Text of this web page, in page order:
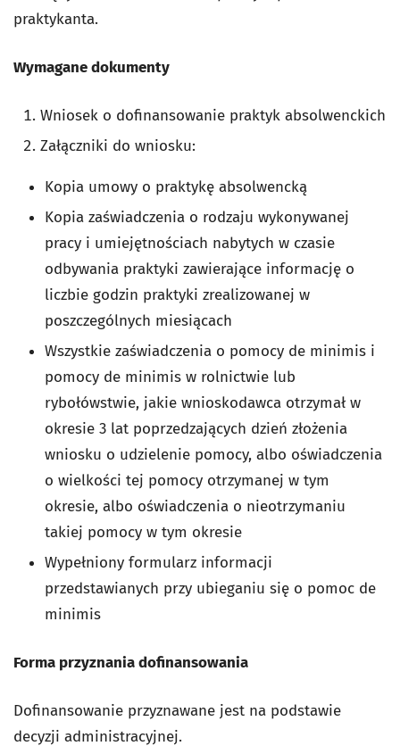
praktykanta.
Wymagane dokumenty
Wniosek o dofinansowanie praktyk absolwenckich
Załączniki do wniosku:
Kopia umowy o praktykę absolwencką
Kopia zaświadczenia o rodzaju wykonywanej
pracy i umiejętnościach nabytych w czasie
odbywania praktyki zawierające informację o
liczbie godzin praktyki zrealizowanej w
poszczególnych miesiącach
Wszystkie zaświadczenia o pomocy de minimis i
pomocy de minimis w rolnictwie lub
rybołówstwie, jakie wnioskodawca otrzymał w
okresie 3 lat poprzedzających dzień złożenia
wniosku o udzielenie pomocy, albo oświadczenia
o wielkości tej pomocy otrzymanej w tym
okresie, albo oświadczenia o nieotrzymaniu
takiej pomocy w tym okresie
Wypełniony formularz informacji
przedstawianych przy ubieganiu się o pomoc de
minimis
Forma przyznania dofinansowania
Dofinansowanie przyznawane jest na podstawie
decyzji administracyjnej.